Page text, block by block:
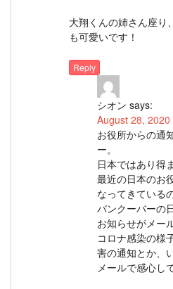
大翔くんの姉さん座り
も可愛いです！
Reply
シオン says:
August 28,
お役所からの通
ー。
日本ではあり得
最近の日本のお
なってきている
バンクーバーの
お知らせがメー
コロナ感染の様
害の通知とか、
メールで感心し